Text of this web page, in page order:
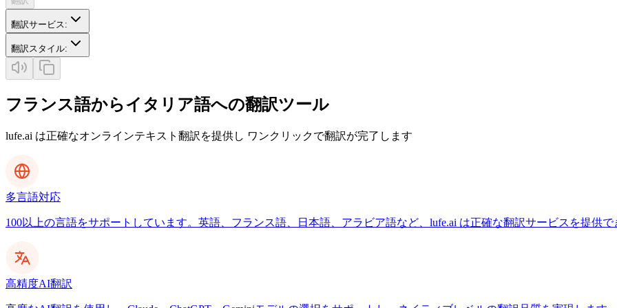
翻訳サービス :
翻訳スタイル:
フランス語からイタリア語への翻訳ツール
lufe.ai は正確なオンラインテキスト翻訳を提供し ワンクリックで翻訳が完了します
多言語対応
100以上の言語をサポートしています。英語、フランス語、日本語、アラビア語など、lufe.ai は正確な翻訳サービスを提供で
高精度AI翻訳